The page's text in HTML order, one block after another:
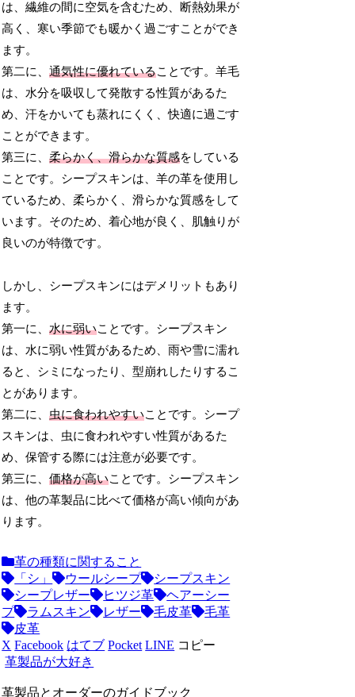
は、繊維の間に空気を含むため、断熱効果が
高く、寒い季節でも暖かく過ごすことができ
ます。
第二に、通気性に優れていることです。羊毛
は、水分を吸収して発散する性質があるた
め、汗をかいても蒸れにくく、快適に過ごす
ことができます。
第三に、柔らかく、滑らかな質感をしている
ことです。シープスキンは、羊の革を使用し
ているため、柔らかく、滑らかな質感をして
います。そのため、着心地が良く、肌触りが
良いのが特徴です。
しかし、シープスキンにはデメリットもあり
ます。
第一に、水に弱いことです。シープスキン
は、水に弱い性質があるため、雨や雪に濡れ
ると、シミになったり、型崩れしたりするこ
とがあります。
第二に、虫に食われやすいことです。シープ
スキンは、虫に食われやすい性質があるた
め、保管する際には注意が必要です。
第三に、価格が高いことです。シープスキン
は、他の革製品に比べて価格が高い傾向があ
ります。
革の種類に関すること
「シ」
ウールシープ
シープスキン
シープレザー
ヒツジ革
ヘアーシー
プ
ラムスキン レザー 毛皮革
毛革
皮革
X Facebook はてブ Pocket LINE コピー
革製品が大好き
革製品とオーダーのガイドブック